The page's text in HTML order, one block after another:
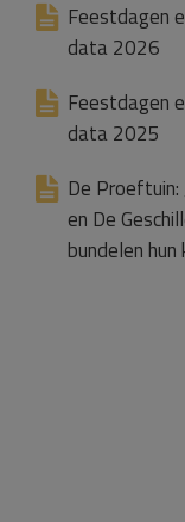
Feestdagen
data 2026
Feestdagen
data 2025
De Proeftuin:
en De
bundelen hun